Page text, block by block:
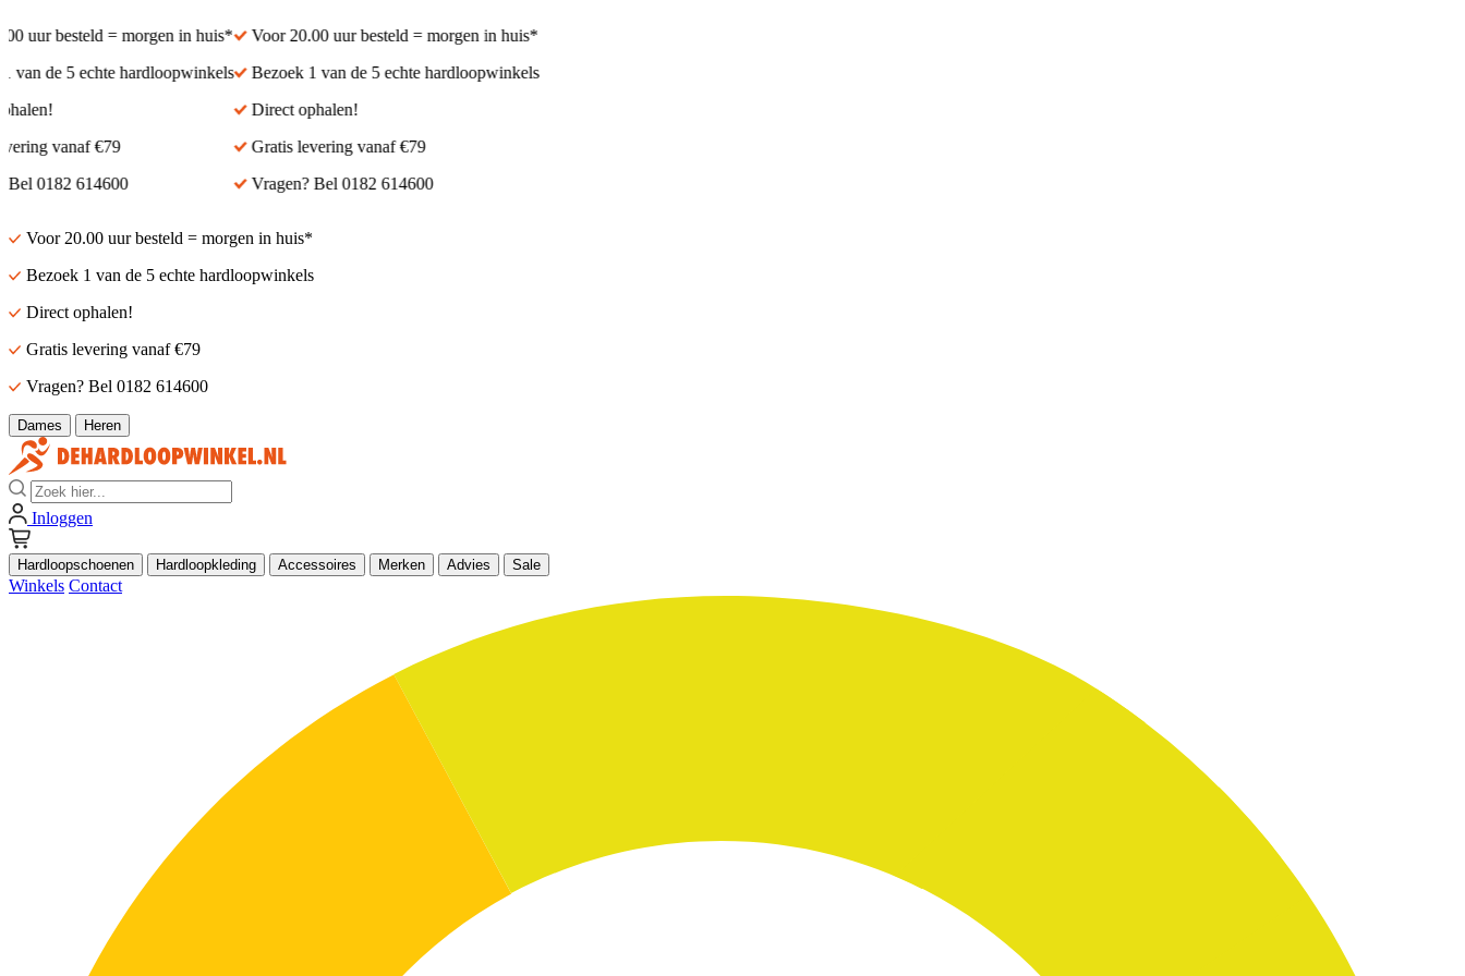
uur besteld = morgen in huis*
de 5 echte hardloopwinkels
vanaf €79
0182 614600
Voor 20.00 uur besteld = morgen in huis*
Bezoek 1 van de 5 echte hardloopwinkels
Direct ophalen!
Gratis levering vanaf €79
Vragen? Bel 0182 614600
Voor 20.00 uur besteld = morgen in huis*
Bezoek 1 van de 5 echte hardloopwinkels
Direct ophalen!
Gratis levering vanaf €79
Vragen? Bel 0182 614600
Dames Heren
Zoek
Inloggen
Hardloopschoenen Hardloopkleding Accessoires Merken Advies Sale
Winkels Contact